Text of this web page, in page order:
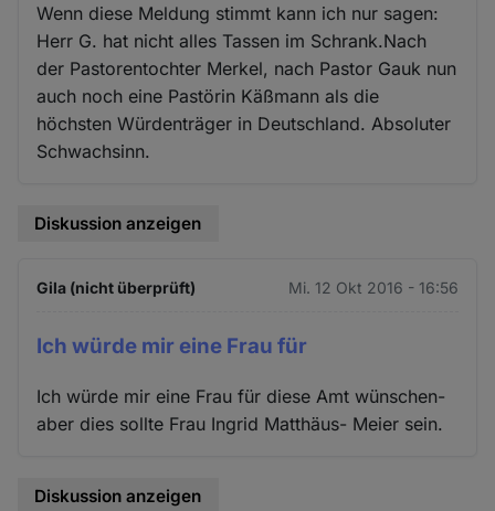
Wenn diese Meldung stimmt kann ich nur sagen:
Herr G. hat nicht alles Tassen im Schrank.Nach
der Pastorentochter Merkel, nach Pastor Gauk nun
auch noch eine Pastörin Käßmann als die
höchsten Würdenträger in Deutschland. Absoluter
Schwachsinn.
Diskussion anzeigen
Gila (nicht überprüft) Mi. 12 Okt 2016 - 16:56
Ich würde mir eine Frau für
Ich würde mir eine Frau für diese Amt wünschen-
aber dies sollte Frau Ingrid Matthäus- Meier sein.
Diskussion anzeigen